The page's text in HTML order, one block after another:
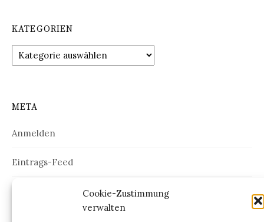
Cookie-Zustimmung
verwalten
KATEGORIEN
Kategorien
META
Anmelden
Eintrags-Feed
Kommentar-Feed